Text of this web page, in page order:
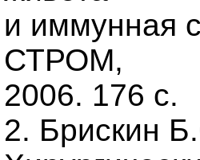
и иммунная
СТРОМ,
2006. 176 с.
2. Брискин